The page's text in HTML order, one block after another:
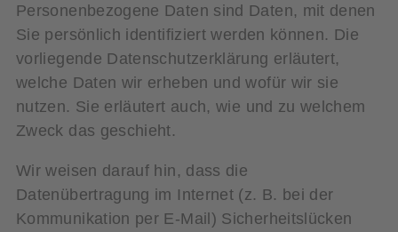
Personenbezogene Daten sind Daten, mit denen
Sie persönlich identifiziert werden können. Die
vorliegende Datenschutzerklärung erläutert,
welche Daten wir erheben und wofür wir sie
nutzen. Sie erläutert auch, wie und zu welchem
Zweck das geschieht.
Wir weisen darauf hin, dass die
Datenübertragung im Internet (z. B. bei der
Kommunikation per E-Mail) Sicherheitslücken